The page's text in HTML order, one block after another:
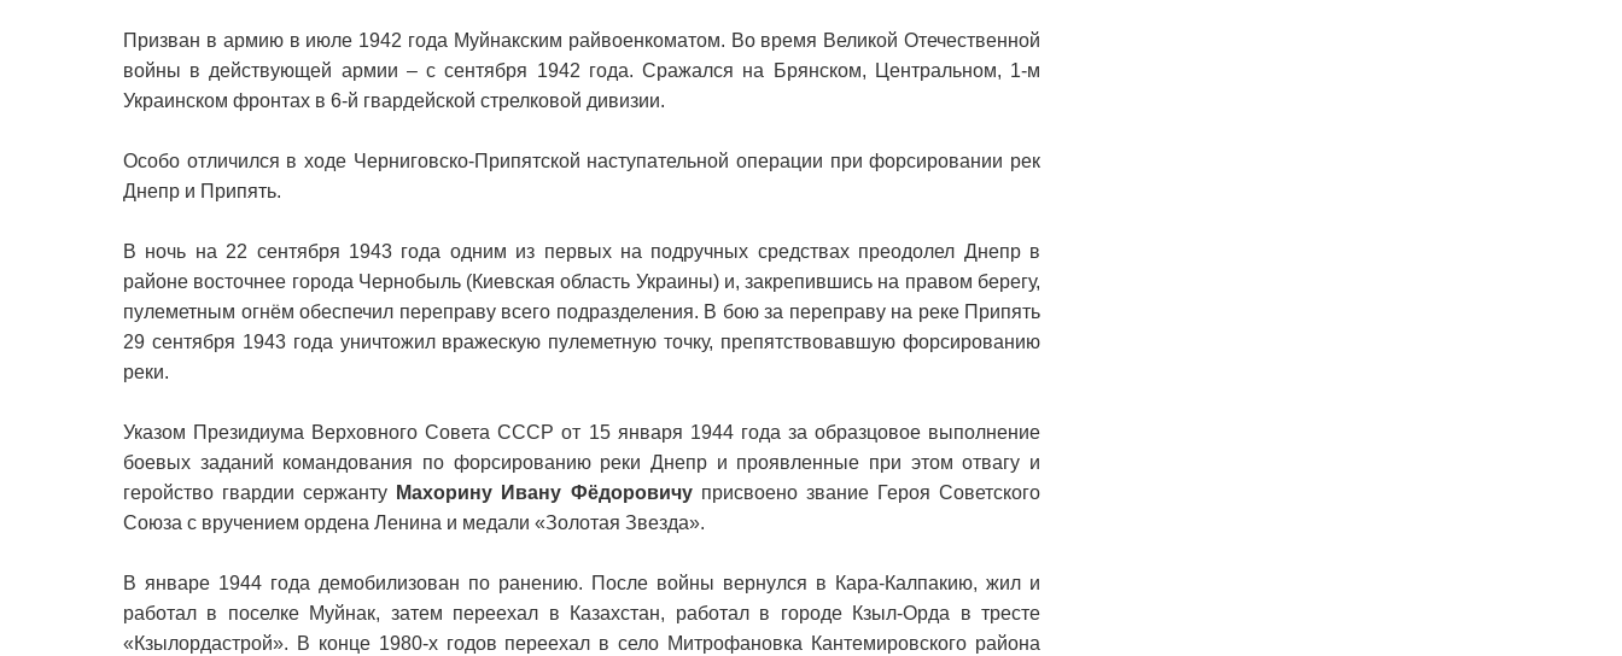
Призван в армию в июле 1942 года Муйнакским райвоенкоматом. Во время Великой Отечественной
войны в действующей армии – с сентября 1942 года. Сражался на Брянском, Центральном, 1-м
Украинском фронтах в 6-й гвардейской стрелковой дивизии.
Особо отличился в ходе Черниговско-Припятской наступательной операции при форсировании рек
Днепр и Припять.
В ночь на 22 сентября 1943 года одним из первых на подручных средствах преодолел Днепр в
районе восточнее города Чернобыль (Киевская область Украины) и, закрепившись на правом берегу,
пулеметным огнём обеспечил переправу всего подразделения. В бою за переправу на реке Припять
29 сентября 1943 года уничтожил вражескую пулеметную точку, препятствовавшую форсированию
реки.
Указом Президиума Верховного Совета СССР от 15 января 1944 года за образцовое выполнение
боевых заданий командования по форсированию реки Днепр и проявленные при этом отвагу и
геройство гвардии сержанту Махорину Ивану Фёдоровичуприсвоено звание Героя Советского
Союза с вручением ордена Ленина и медали «Золотая Звезда».
В январе 1944 года демобилизован по ранению. После войны вернулся в Кара-Калпакию, жил и
работал в поселке Муйнак, затем переехал в Казахстан, работал в городе Кзыл-Орда в тресте
«Кзылордастрой». В конце 1980-х годов переехал в село Митрофановка Кантемировского района